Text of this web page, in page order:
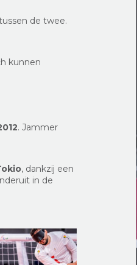
de twee.
kunnen
. Jammer
, dankzij een
in de